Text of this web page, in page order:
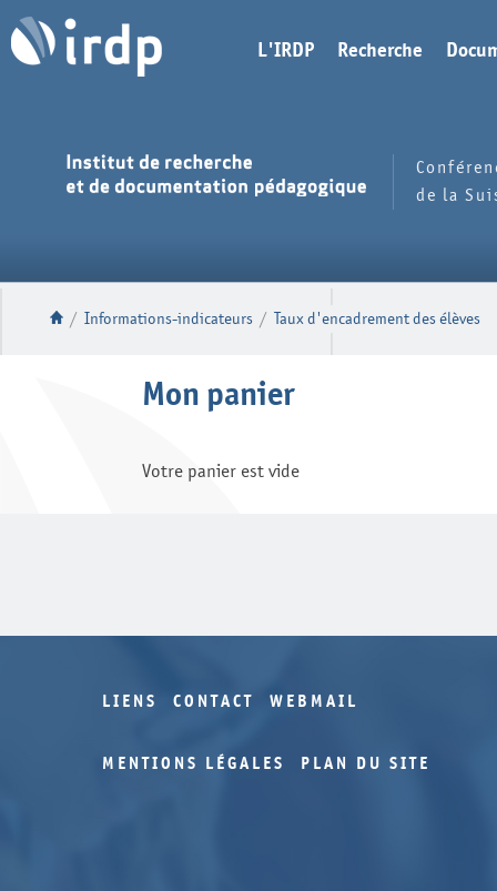
L'IRDP Recherche
de la
/ Informations-indicateurs / Taux d'encadrement des élèves
Mon panier
Votre panier est vide
LIENS CONTACT WEBMAIL
MENTIONS LÉGALES PLAN DU SITE